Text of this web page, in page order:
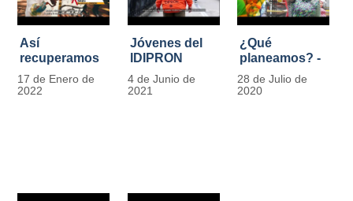
Así
recuperamos
las bancas del
Park Way
17 de Enero de
2022
Jóvenes del
IDIPRON
comprometidos
con la
4 de Junio de
2021
¿Qué
planeamos? -
Por Carlos
Marín, director
28 de Julio de
2020